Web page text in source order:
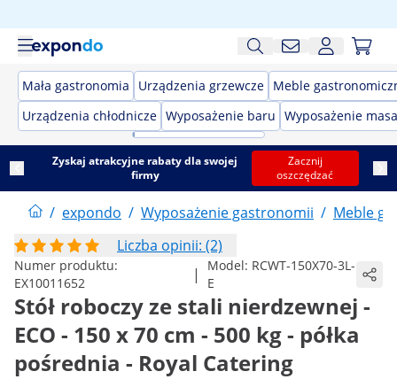
Mała gastronomia Urządzenia grzewcze Meble
Urządzenia chłodnicze Wyposażenie baru Wyposażenie
Zyskaj atrakcyjne rabaty dla swojej
firmy
Zacznij
oszczędzać
/ expondo / Wyposażenie gastronomii / Meble
Liczba opinii: (2)
Numer produktu:
EX10011652
| Model: RCWT-150X70-3L-
E
Stół roboczy ze stali nierdzewnej -
ECO - 150 x 70 cm - 500 kg - półka
pośrednia - Royal Catering